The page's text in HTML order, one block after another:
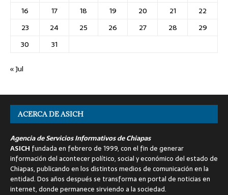
16
17 18 19 20 21
22
23
24 25 26 27 28
29
30
31
« Jul
ACERCA DE ASICH
Agencia de Servicios Informativos de Chiapas
ASICH fundada en febrero de 1999, con el fin de generar
información del acontecer político, social y económico del estado de
Chiapas, publicando en los distintos medios de comunicación en la
entidad. Dos años después se transforma en portal de noticias en
internet, donde permanece sirviendo a la sociedad.